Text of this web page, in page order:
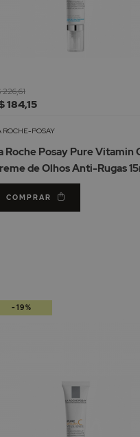
184,15
226,61
ROCHE-POSAY
Roche Posay Pure Vitamin
de Olhos Anti-Rugas
COMPRAR
-19%